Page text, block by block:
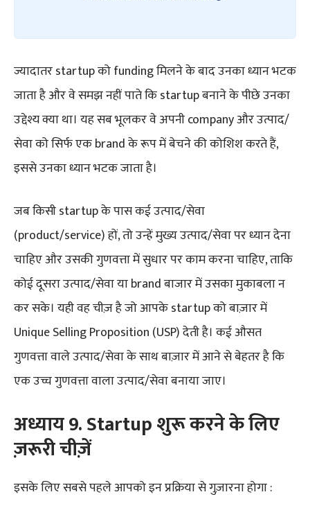
ज्यादातर startup को funding मिलने के बाद उनका ध्यान भटक
जाता है और वे समझ नहीं पाते कि startup बनाने के पीछे उनका
उद्देश्य क्या था। यह सब भूलकर वे अपनी company और उत्पाद/
सेवा को सिर्फ एक brand के रूप में बेचने की कोशिश करते हैं,
इससे उनका ध्यान भटक जाता है।
जब किसी startup के पास कई उत्पाद/सेवा
(product/service) हों, तो उन्हें मुख्य उत्पाद/सेवा पर ध्यान देना
चाहिए और उसकी गुणवत्ता में सुधार पर काम करना चाहिए, ताकि
कोई दूसरा उत्पाद/सेवा या brand बाजार में उसका मुकाबला न
कर सके। यही वह चीज़ है जो आपके startup को बाज़ार में
Unique Selling Proposition (USP) देती है। कई औसत
गुणवत्ता वाले उत्पाद/सेवा के साथ बाज़ार में आने से बेहतर है कि
एक उच्च गुणवत्ता वाला उत्पाद/सेवा बनाया जाए।
अध्याय 9. Startup शुरू करने के लिए
ज़रूरी चीज़ें
इसके लिए सबसे पहले आपको इन प्रक्रिया से गुज़ारना होगा :